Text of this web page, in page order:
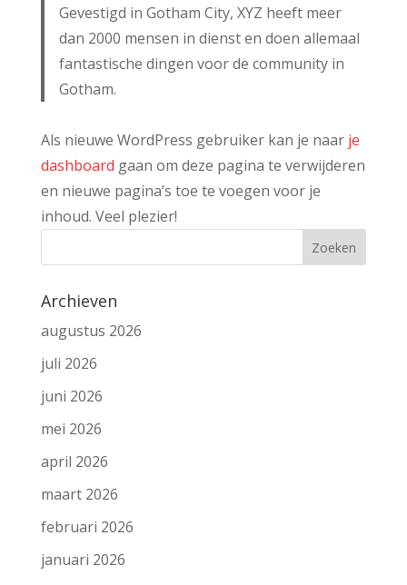
Gevestigd in Gotham City, XYZ heeft meer
dan 2000 mensen in dienst en doen allemaal
fantastische dingen voor de community in
Gotham.
Als nieuwe WordPress gebruiker kan je naar je
dashboard gaan om deze pagina te verwijderen
en nieuwe pagina’s toe te voegen voor je
inhoud. Veel plezier!
Archieven
augustus 2026
juli 2026
juni 2026
mei 2026
april 2026
maart 2026
februari 2026
januari 2026